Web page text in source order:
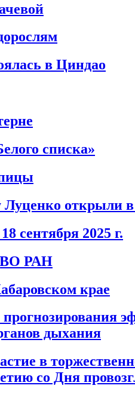
в Циндао
списка»
открыли в
сентября 2025 г.
РАН
крае
дыхания
в
со Дня